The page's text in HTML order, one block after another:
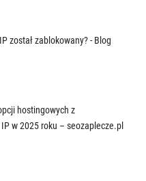
został zablokowany? - Blog
hostingowych z
w 2025 roku – seozaplecze.pl